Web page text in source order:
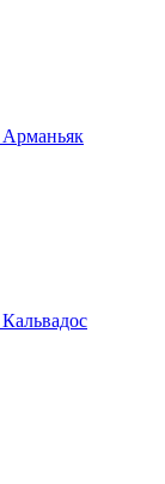
Арманьяк
Кальвадос